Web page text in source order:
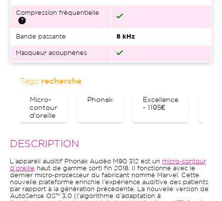
Compression fréquentielle
Bande passante 8 kHz
Masqueur acouphènes
Tags recherche
Micro-
contour
d'oreille
Phonak
Excellence
- 1195€
DESCRIPTION
L’appareil auditif Phonak Audéo M90 312 est un micro-contour
d’oreille haut de gamme sorti fin 2018. Il fonctionne avec le
dernier micro-processeur du fabricant nommé Marvel. Cette
nouvelle plateforme enrichie l’expérience auditive des patients
par rapport à la génération précédente. La nouvelle version de
AutoSense OS™ 3.0 (l’algorithme d’adaptation à